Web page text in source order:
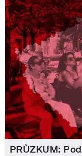
PRŮZKUM: